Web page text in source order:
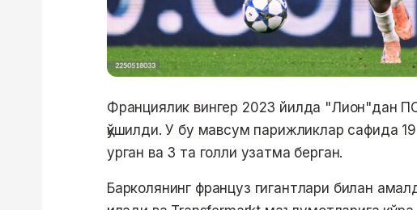
Франциялик вингер 2023 йилда "Лион"дан
қўшилди. У бу мавсум парижликлар сафида
урган ва 3 та голли узатма берган.
Барколянинг француз гигантлари билан